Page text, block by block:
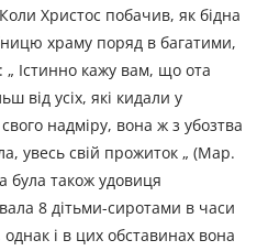
Христос побачив, як бідна
храму поряд в багатими,
„ Істинно кажу вам, що ота
від усіх, які кидали у
надміру, вона ж з убозтва
увесь свій прожиток „ (Мар.
була також удовиця
8 дітьми-сиротами в часи
і в цих обставинах вона